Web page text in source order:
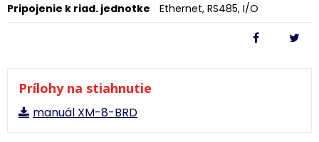
Pripojenie k riad. jednotke
Ethernet, RS485, I/O
Prílohy na stiahnutie
manuál XM-8-BRD